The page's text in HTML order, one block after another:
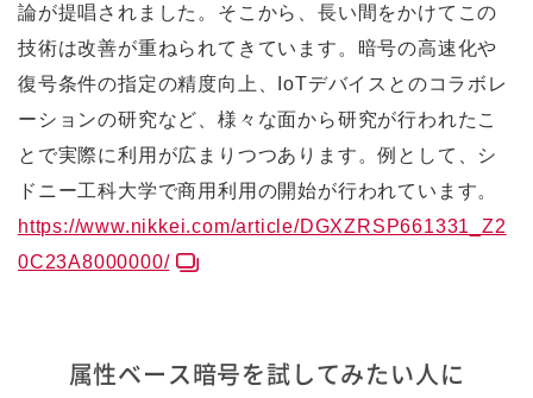
論が提唱されました。そこから、長い間をかけてこの
技術は改善が重ねられてきています。暗号の高速化や
復号条件の指定の精度向上、IoTデバイスとのコラボレ
ーションの研究など、様々な面から研究が行われたこ
とで実際に利用が広まりつつあります。例として、シ
ドニー工科大学で商用利用の開始が行われています。
https://www.nikkei.com/article/DGXZRSP661331_Z2
0C23A8000000/
属性ベース暗号を試してみたい人に